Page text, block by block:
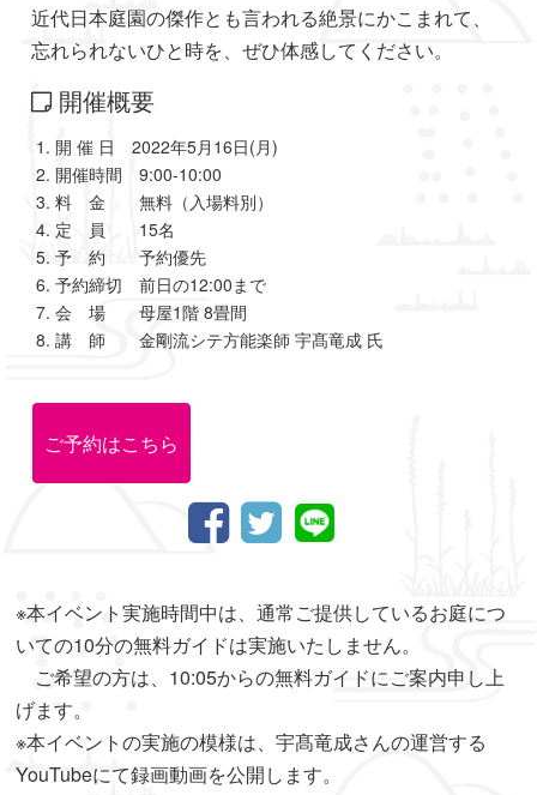
近代日本庭園の傑作とも言われる絶景にかこまれて、
忘れられないひと時を、ぜひ体感してください。
開催概要
開 催 日 2022年5月16日(月)
開催時間 9:00-10:00
料 金 無料（入場料別）
定 員 15名
予 約 予約優先
予約締切 前日の12:00まで
会 場 母屋1階 8畳間
講 師 金剛流シテ方能楽師 宇髙竜成 氏
ご予約はこちら
※本イベント実施時間中は、通常ご提供しているお庭につ
いての10分の無料ガイドは実施いたしません。
ご希望の方は、10:05からの無料ガイドにご案内申し上
げます。
※本イベントの実施の模様は、宇髙竜成さんの運営する
YouTubeにて録画動画を公開します。